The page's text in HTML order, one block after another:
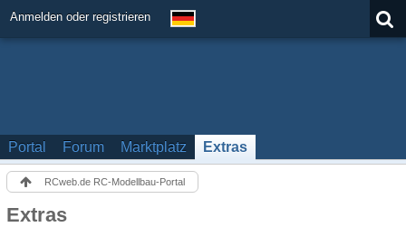
Anmelden oder registrieren
Portal Forum Marktplatz Extras
RCweb.de RC-Modellbau-Portal
Extras